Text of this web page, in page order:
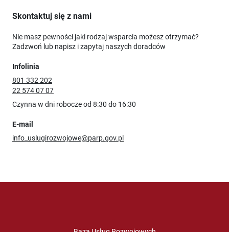
Skontaktuj się z nami
Nie masz pewności jaki rodzaj wsparcia możesz otrzymać?
Zadzwoń lub napisz i zapytaj naszych doradców
Infolinia
801 332 202
22 574 07 07
Czynna w dni robocze od 8:30 do 16:30
E-mail
info_uslugirozwojowe@parp.gov.pl